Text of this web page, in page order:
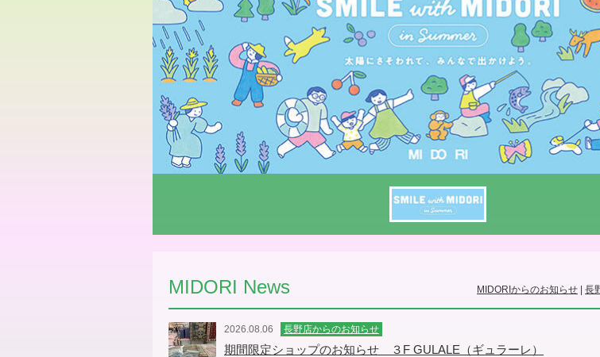
MIDORI News MIDORIからのお知らせ 長
2026.08.06 長野店からのお知らせ
期間限定ショップのお知らせ ３F GULALE（ギュラーレ）